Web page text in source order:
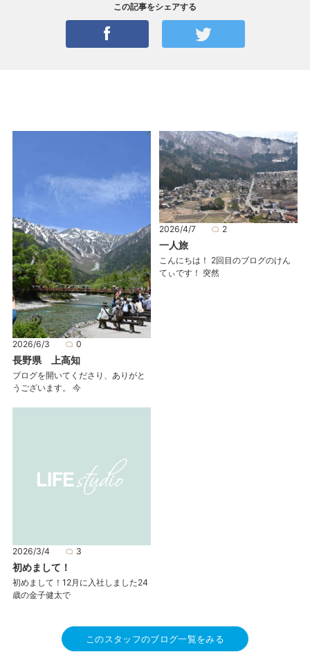
この記事をシェアする
2026/6/3 0
長野県 上高知
ブログを開いてくださり、ありがと
うございます。 今
2026/4/7 2
一人旅
こんにちは！ 2回目のブログのけん
てぃです！ 突然
2026/3/4 3
初めまして！
初めまして！12月に入社しました24
歳の金子健太で
このスタッフのブログ一覧をみる